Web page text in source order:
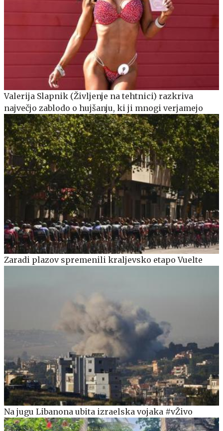
Valerija Slapnik (Življenje na tehtnici) razkriva
največjo zablodo o hujšanju, ki ji mnogi verjamejo
Zaradi plazov spremenili kraljevsko etapo Vuelte
Na jugu Libanona ubita izraelska vojaka #vŽivo